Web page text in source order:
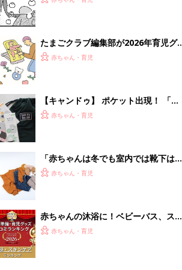
たまごクラブ編集部が2026年育児グ
ッズのトレンドを解説。今年は“タイ
赤ちゃん・育児
【キャンドゥ】 ポケット出現！ 「収
納性ゼロ」バッグが、まさかの理想的
赤ちゃん・育児
「赤ちゃんは冬でも室内では靴下はい
らない」って知ってた？生後4～7カ月
赤ちゃん・育児
赤ちゃんの沐浴に！ベビーバス、スキ
ンケアグッズ口コミ人気ランキング
赤ちゃん・育児